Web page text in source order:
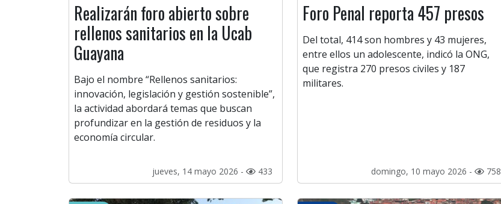
Realizarán foro abierto sobre
rellenos sanitarios en la Ucab
Guayana
Bajo el nombre “Rellenos sanitarios:
innovación, legislación y gestión sostenible”,
la actividad abordará temas que buscan
profundizar en la gestión de residuos y la
economía circular.
jueves, 14 mayo 2026 - 433
Foro Penal reporta 457 presos
Del total, 414 son hombres y 43 mujeres,
entre ellos un adolescente, indicó la ONG,
que registra 270 presos civiles y 187
militares.
domingo, 10 mayo 2026 - 758